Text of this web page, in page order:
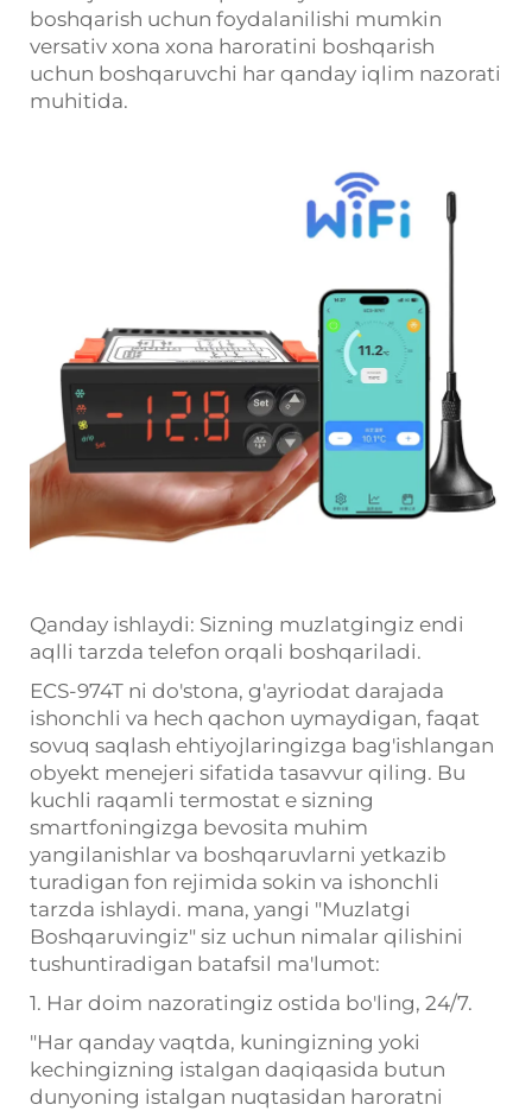
boshqarish uchun foydalanilishi mumkin
versativ xona xona haroratini boshqarish
uchun boshqaruvchi har qanday iqlim nazorati
muhitida.
Qanday ishlaydi: Sizning muzlatgingiz endi
aqlli tarzda telefon orqali boshqariladi.
ECS-974T ni do'stona, g'ayriodat darajada
ishonchli va hech qachon uymaydigan, faqat
sovuq saqlash ehtiyojlaringizga bag'ishlangan
obyekt menejeri sifatida tasavvur qiling. Bu
kuchli raqamli termostat e sizning
smartfoningizga bevosita muhim
yangilanishlar va boshqaruvlarni yetkazib
turadigan fon rejimida sokin va ishonchli
tarzda ishlaydi. mana, yangi "Muzlatgi
Boshqaruvingiz" siz uchun nimalar qilishini
tushuntiradigan batafsil ma'lumot:
1. Har doim nazoratingiz ostida bo'ling, 24/7.
"Har qanday vaqtda, kuningizning yoki
kechingizning istalgan daqiqasida butun
dunyoning istalgan nuqtasidan haroratni